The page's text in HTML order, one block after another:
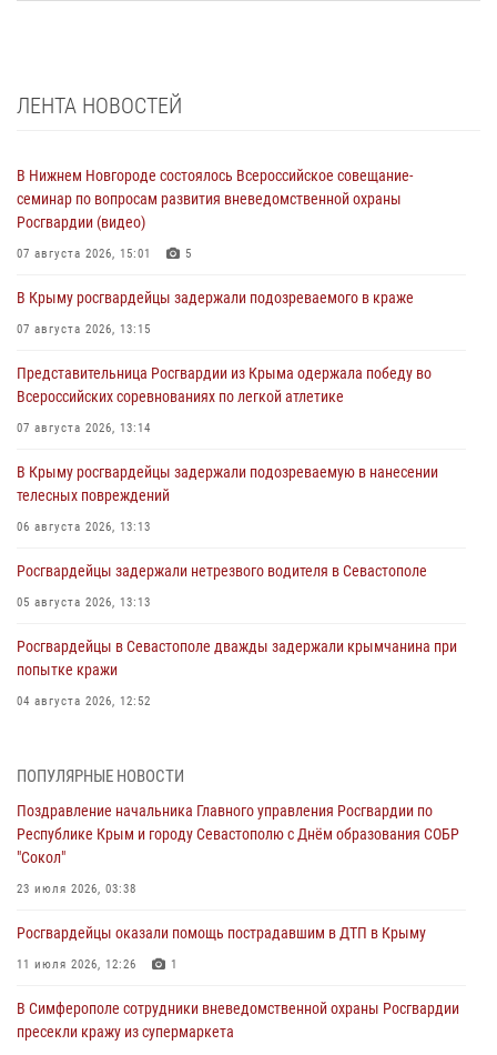
ЛЕНТА НОВОСТЕЙ
В Нижнем Новгороде состоялось Всероссийское совещание-
семинар по вопросам развития вневедомственной охраны
Росгвардии (видео)
07 августа 2026, 15:01 5
В Крыму росгвардейцы задержали подозреваемого в краже
07 августа 2026, 13:15
Представительница Росгвардии из Крыма одержала победу во
Всероссийских соревнованиях по легкой атлетике
07 августа 2026, 13:14
В Крыму росгвардейцы задержали подозреваемую в нанесении
телесных повреждений
06 августа 2026, 13:13
Росгвардейцы задержали нетрезвого водителя в Севастополе
05 августа 2026, 13:13
Росгвардейцы в Севастополе дважды задержали крымчанина при
попытке кражи
04 августа 2026, 12:52
мужчину
Росгвардия в Крыму и Севастополе задержала ряд
правонарушителей
03 августа 2026, 14:08
В Симферополе росгвардейцы задержали гражданина,
подозреваемого в совершении серии краж
Росгвардейцы оперативно задержали нарушителя на охраняемом
ПОПУЛЯРНЫЕ НОВОСТИ
Поздравление начальника Главного управления Росгвардии по
Республике Крым и городу Севастополю с Днём образования СОБР
"Сокол"
23 июля 2026, 03:38
Росгвардейцы оказали помощь пострадавшим в ДТП в Крыму
11 июля 2026, 12:26 1
В Симферополе сотрудники вневедомственной охраны Росгвардии
пресекли кражу из супермаркета